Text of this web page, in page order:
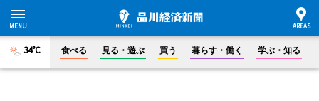
34°C 食べる 見る・遊ぶ 買う 暮らす・働く 学ぶ・知る